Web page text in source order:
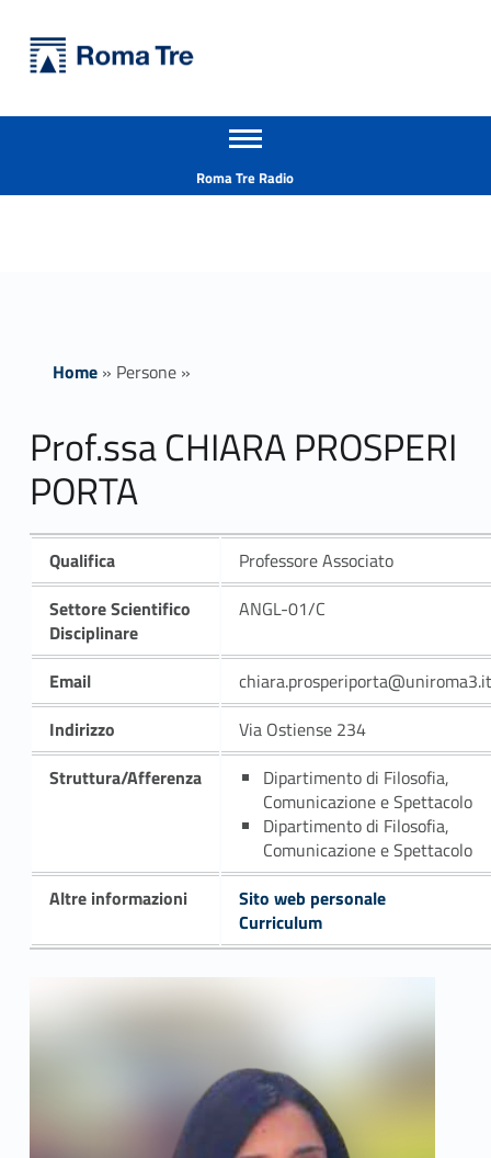
Prof.ssa CHIARA PROSPERI PORTA - Università Roma Tre
Apri il menu secondario
Roma Tre Radio
Home» Persone»
Prof.ssa CHIARA PROSPERI
PORTA
Qualifica
Professore Associato
Settore Scientifico
Disciplinare
ANGL-01/C
Email
chiara.prosperiporta@uniroma3.it
Indirizzo
Via Ostiense 234
Struttura/Afferenza
Dipartimento di Filosofia,
Comunicazione e Spettacolo
Dipartimento di Filosofia,
Comunicazione e Spettacolo
Altre informazioni
Sito web personale
Curriculum